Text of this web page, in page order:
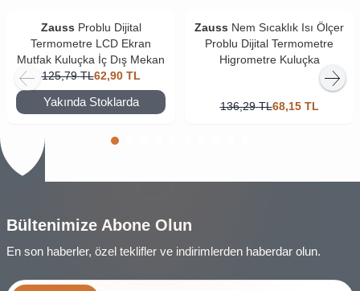
Zauss Problu Dijital
Termometre LCD Ekran
Mutfak Kuluçka İç Dış Mekan
125,79 TL62,90 TL
Yakında Stoklarda
Zauss Nem Sıcaklık Isı Ölçer
Problu Dijital Termometre
Higrometre Kuluçka
136,29 TL68,15 TL
Bültenimize Abone Olun
En son haberler, özel teklifler ve indirimlerden haberdar olun.